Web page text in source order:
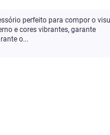
perfeito para compor o
e cores vibrantes, garante
o...